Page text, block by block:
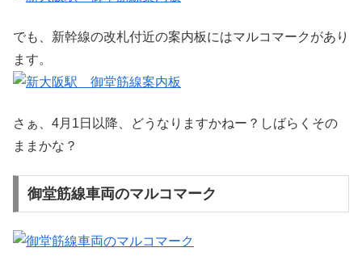
でも、新幹線の改札付近の案内板にはマルコマークがあり
ます。
さぁ、4月1日以降、どうなりますかねー？しばらくその
ままかな？
御堂筋線車両のマルコマーク